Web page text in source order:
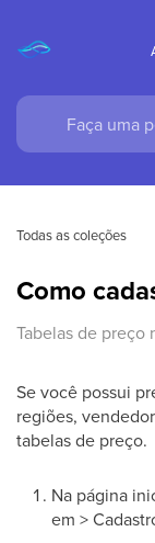
Todas as coleções
Como
Tabelas de preço
Se você possui
regiões,
tabelas de preço.
Na página
em >